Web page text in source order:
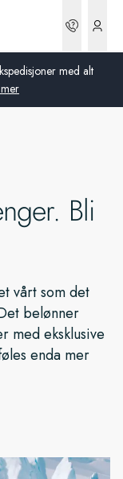
med alt
Bli
vårt som det
belønner
med eksklusive
enda mer